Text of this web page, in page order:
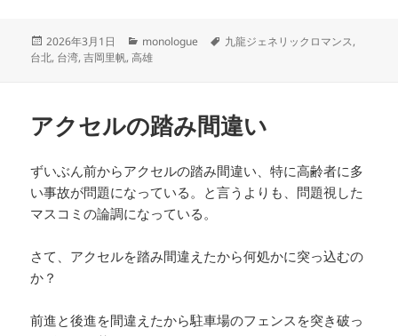
投
稿
2026年3月1日
カ
テ
monologue
タ
九龍ジェネリックロマンス,
台北, 台湾,吉岡里帆,高雄
アクセルの踏み間違い
ずいぶん前からアクセルの踏み間違い、特に高齢者に多
い事故が問題になっている。と言うよりも、問題視した
マスコミの論調になっている。
さて、アクセルを踏み間違えたから何処かに突っ込むの
か？
前進と後進を間違えたから駐車場のフェンスを突き破っ